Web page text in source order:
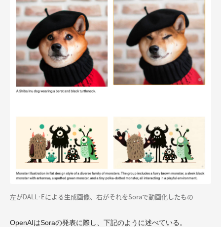
左がDALL·Eによる生成画像、右がそれをSoraで動画化したもの
OpenAIはSoraの発表に際し、下記のように述べている。